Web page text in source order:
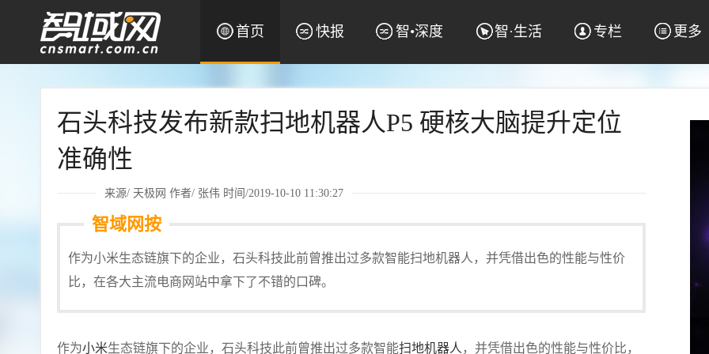
首页 快报 智•深度 智·生活 专栏 更多
石头科技发布新款扫地机器人P5 硬核大脑提升定位
准确性
来源/ 天极网 作者/ 张伟 时间/2019-10-10 11:30:27
智域网按
作为小米生态链旗下的企业，石头科技此前曾推出过多款智能扫地机器人，并凭借出色的性能与性价
比，在各大主流电商网站中拿下了不错的口碑。
作为小米生态链旗下的企业，石头科技此前曾推出过多款智能扫地机器人 ，并凭借出色的性能与性价比，